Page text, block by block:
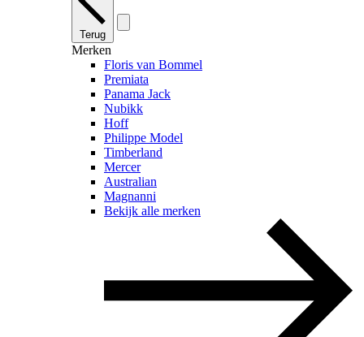
Terug
Merken
Floris van Bommel
Premiata
Panama Jack
Nubikk
Hoff
Philippe Model
Timberland
Mercer
Australian
Magnanni
Bekijk alle merken